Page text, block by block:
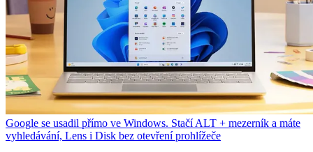
Google se usadil přímo ve Windows. Stačí ALT + mezerník a máte
vyhledávání, Lens i Disk bez otevření prohlížeče